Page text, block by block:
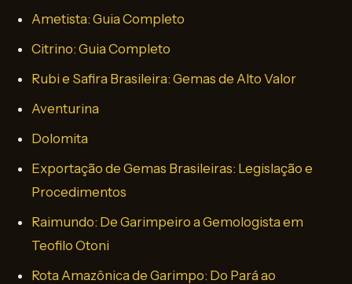
Ametista: Guia Completo
Citrino: Guia Completo
Rubi e Safira Brasileira: Gemas de Alto Valor
Aventurina
Dolomita
Exportação de Gemas Brasileiras: Legislação e
Procedimentos
Raimundo: De Garimpeiro a Gemologista em
Teofilo Otoni
Rota Amazônica de Garimpo: Do Pará ao